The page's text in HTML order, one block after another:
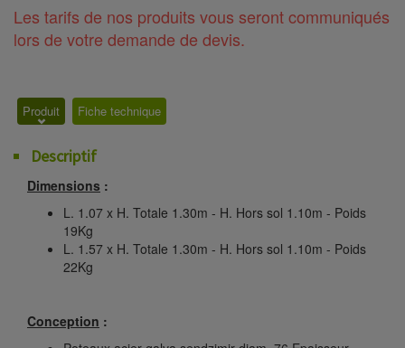
Les tarifs de nos produits vous seront communiqués
lors de votre demande de devis.
Produit Fiche technique
Descriptif
Dimensions :
L. 1.07 x H. Totale 1.30m - H. Hors sol 1.10m - Poids
19Kg
L. 1.57 x H. Totale 1.30m - H. Hors sol 1.10m - Poids
22Kg
Conception :